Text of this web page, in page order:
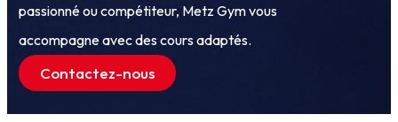
passionné ou compétiteur, Metz Gym vous
accompagne avec des cours adaptés.
Contactez-nous